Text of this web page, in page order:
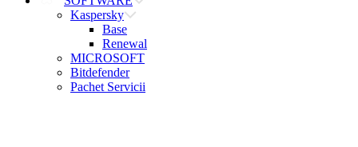
Kaspersky
Base
Renewal
MICROSOFT
Bitdefender
Pachet Servicii